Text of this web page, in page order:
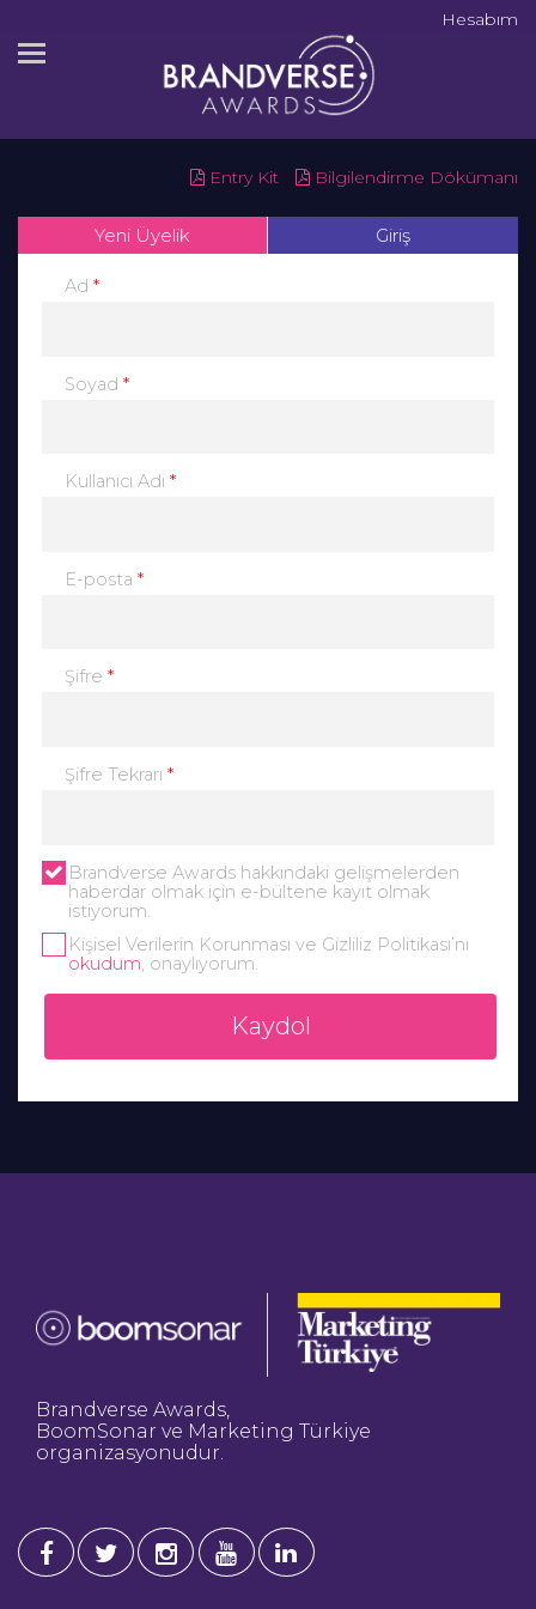
Hesabım
Entry Kit Bilgilendirme Dökümanı
Yeni Üyelik Giriş
Ad *
Soyad *
Kullanıcı Adı *
E-posta *
Şifre *
Şifre Tekrarı *
Brandverse Awards hakkındaki gelişmelerden
haberdar olmak için e-bültene kayıt olmak
istiyorum.
Kişisel Verilerin Korunması ve Gizliliz Politikası’nı
okudum , onaylıyorum.
Kaydol
Brandverse Awards,
BoomSonar ve Marketing Türkiye
organizasyonudur.